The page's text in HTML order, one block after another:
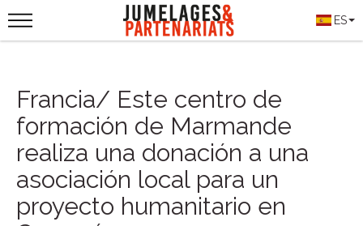
ES
Francia/ Este centro de
formación de Marmande
realiza una donación a una
asociación local para un
proyecto humanitario en